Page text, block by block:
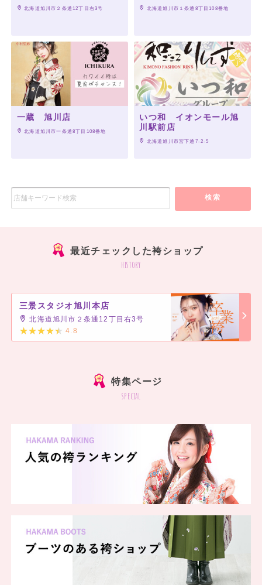
北海道旭川市２条通12丁目右3号 北海道旭川市１条通8丁目108番地
一蔵 旭川店
北海道旭川市一条通8丁目108番地
いつ和 イオンモール旭
川駅前店
北海道旭川市宮下通7-2-5
検索
最近チェックした袴ショップ
history
三景スタジオ旭川本店
北海道旭川市２条通12丁目右3号
4.8
特集ページ
special